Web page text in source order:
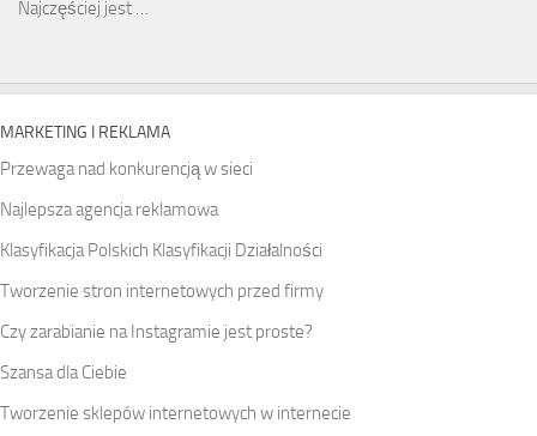
Najczęściej jest …
MARKETING I REKLAMA
Przewaga nad konkurencją w sieci
Najlepsza agencja reklamowa
Klasyfikacja Polskich Klasyfikacji Działalności
Tworzenie stron internetowych przed firmy
Czy zarabianie na Instagramie jest proste?
Szansa dla Ciebie
Tworzenie sklepów internetowych w internecie